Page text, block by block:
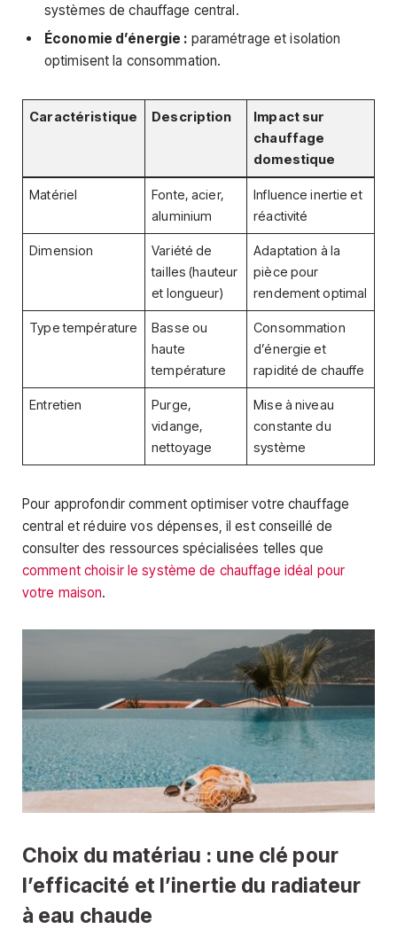
systèmes de chauffage central.
Économie d’énergie : paramétrage et isolation
optimisent la consommation.
Caractéristique Description
Impact sur
chauffage
domestique
Matériel
Fonte, acier,
aluminium
Influence inertie et
réactivité
Dimension
Variété de
tailles (hauteur
et longueur)
Adaptation à la
pièce pour
rendement optimal
Type température
Basse ou
haute
température
Consommation
d’énergie et
rapidité de chauffe
Entretien
Purge,
vidange,
nettoyage
Mise à niveau
constante du
système
Pour approfondir comment optimiser votre chauffage
central et réduire vos dépenses, il est conseillé de
consulter des ressources spécialisées telles que
comment choisir le système de chauffage idéal pour
votre maison.
Choix du matériau : une clé pour
l’efficacité et l’inertie du radiateur
à eau chaude